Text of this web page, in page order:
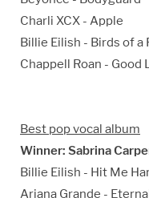
Charli XCX - Apple
Billie Eilish - Birds of a
Chappell Roan - Good
Best pop vocal album
Winner: Sabrina
Billie Eilish - Hit Me
Ariana Grande -